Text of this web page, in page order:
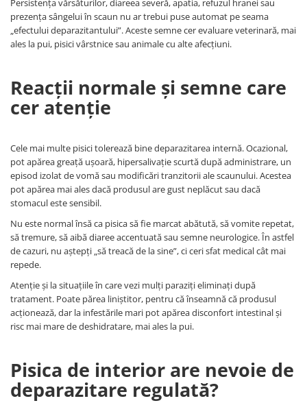
Persistența vărsăturilor, diareea severă, apatia, refuzul hranei sau
prezența sângelui în scaun nu ar trebui puse automat pe seama
„efectului deparazitantului”. Aceste semne cer evaluare veterinară, mai
ales la pui, pisici vârstnice sau animale cu alte afecțiuni.
Reacții normale și semne care
cer atenție
Cele mai multe pisici tolerează bine deparazitarea internă. Ocazional,
pot apărea greață ușoară, hipersalivație scurtă după administrare, un
episod izolat de vomă sau modificări tranzitorii ale scaunului. Acestea
pot apărea mai ales dacă produsul are gust neplăcut sau dacă
stomacul este sensibil.
Nu este normal însă ca pisica să fie marcat abătută, să vomite repetat,
să tremure, să aibă diaree accentuată sau semne neurologice. În astfel
de cazuri, nu aștepți „să treacă de la sine”, ci ceri sfat medical cât mai
repede.
Atenție și la situațiile în care vezi mulți paraziți eliminați după
tratament. Poate părea liniștitor, pentru că înseamnă că produsul
acționează, dar la infestările mari pot apărea disconfort intestinal și
risc mai mare de deshidratare, mai ales la pui.
Pisica de interior are nevoie de
deparazitare regulată?